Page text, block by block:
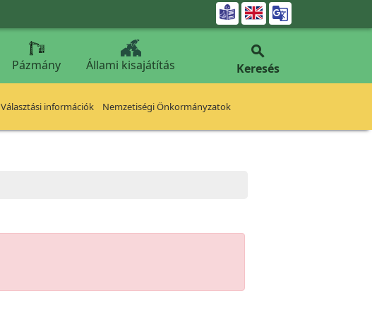

Pázmány Állami kisajátítás

Keresés
Választási információk Nemzetiségi Önkormányzatok